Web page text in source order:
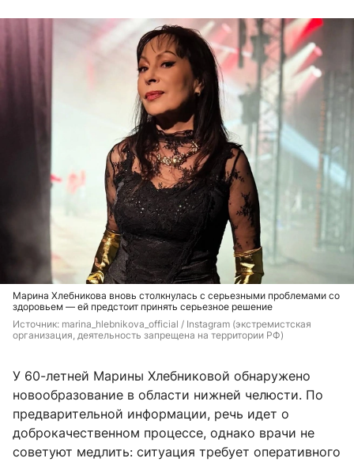
Марина Хлебникова вновь столкнулась с серьезными проблемами со
здоровьем — ей предстоит принять серьезное решение
Источник: marina_hlebnikova_official / Instagram (экстремистская
организация, деятельность запрещена на территории РФ)
У 60-летней Марины Хлебниковой обнаружено
новообразование в области нижней челюсти. По
предварительной информации, речь идет о
доброкачественном процессе, однако врачи не
советуют медлить: ситуация требует оперативного